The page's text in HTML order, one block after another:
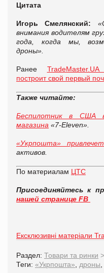
Цитата
Игорь Смелянский:
внимания водителям
года, когда мы,
дроны».
Ранее
построит свой первый
Также читайте:
Беспилотник в США
магазина «7-Eleven».
«Укрпошта»
активов.
По материалам ЦТС
Присоединяйтесь к
нашей странице FB
Ексклюзивні матеріали
Раздел: Товари та ринки >
Теги: «Укрпошта» дроны